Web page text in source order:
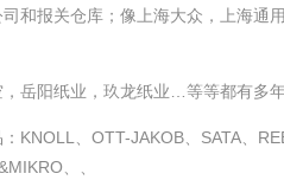
和报关仓库；像上海大众，上海通
岳阳纸业，玖龙纸业…等等都有多
KNOLL、OTT-JAKOB、SATA、
、、